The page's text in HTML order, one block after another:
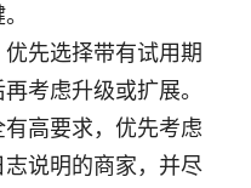
先选择带有试用期
考虑升级或扩展。
高要求，优先考虑
说明的商家，并尽